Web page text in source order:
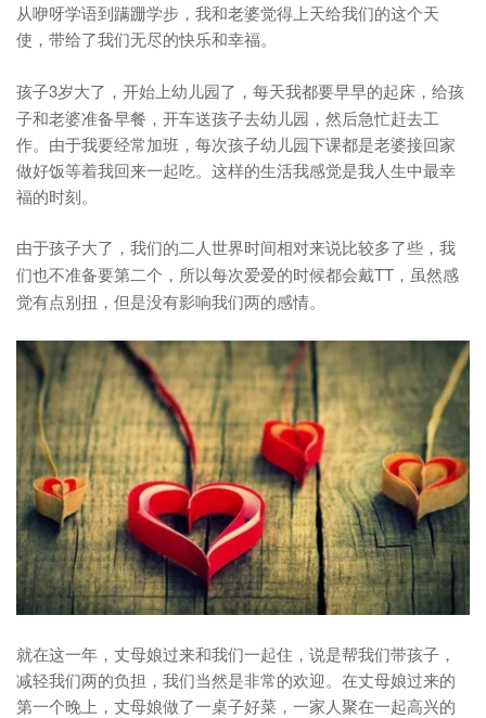
从咿呀学语到蹒跚学步，我和老婆觉得上天给我们的这个天
使，带给了我们无尽的快乐和幸福。
孩子3岁大了，开始上幼儿园了，每天我都要早早的起床，给孩
子和老婆准备早餐，开车送孩子去幼儿园，然后急忙赶去工
作。由于我要经常加班，每次孩子幼儿园下课都是老婆接回家
做好饭等着我回来一起吃。这样的生活我感觉是我人生中最幸
福的时刻。
由于孩子大了，我们的二人世界时间相对来说比较多了些，我
们也不准备要第二个，所以每次爱爱的时候都会戴TT，虽然感
觉有点别扭，但是没有影响我们两的感情。
就在这一年，丈母娘过来和我们一起住，说是帮我们带孩子，
减轻我们两的负担，我们当然是非常的欢迎。在丈母娘过来的
第一个晚上，丈母娘做了一桌子好菜，一家人聚在一起高兴的